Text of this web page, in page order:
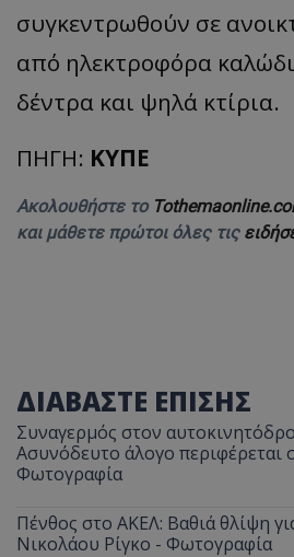
συγκεντρωθούν σε
από ηλεκτροφόρα
δέντρα και ψηλά κτίρια.
ΠΗΓΗ: ΚΥΠΕ
Ακολουθήστε το
και μάθετε πρώτοι όλες τις
ΔΙΑΒΑΣΤΕ ΕΠΙΣΗΣ
Συναγερμός στον
Ασυνόδευτο άλογο περιφέρεται
Φωτογραφία
Πένθος στο ΑΚΕΛ: Βαθιά θλίψη
Νικολάου Ρίγκο - Φωτογραφία